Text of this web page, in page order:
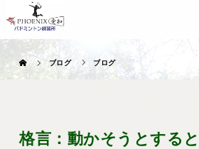
ブログ ブログ
格言：動かそうとする